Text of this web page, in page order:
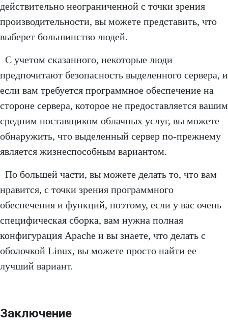
действительно неограниченной с точки зрения
производительности, вы можете представить, что
выберет большинство людей.
С учетом сказанного, некоторые люди
предпочитают безопасность выделенного сервера, и
если вам требуется программное обеспечение на
стороне сервера, которое не предоставляется вашим
средним поставщиком облачных услуг, вы можете
обнаружить, что выделенный сервер по-прежнему
является жизнеспособным вариантом.
По большей части, вы можете делать то, что вам
нравится, с точки зрения программного
обеспечения и функций, поэтому, если у вас очень
специфическая сборка, вам нужна полная
конфигурация Apache и вы знаете, что делать с
оболочкой Linux, вы можете просто найти ее
лучший вариант.
Заключение